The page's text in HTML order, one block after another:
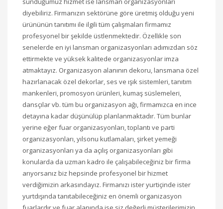
diyebiliriz. Firmanızın sektörüne göre üretmiş olduğu yeni
ürününün tanıtımı ile ilgili tüm çalışmaları firmamız
profesyonel bir şekilde üstlenmektedir. Özellikle son
senelerde en iyi lansman organizasyonları adımızdan söz
ettirmekte ve yüksek kalitede organizasyonlar imza
atmaktayız. Organizasyon alanının dekoru, lansmana özel
hazırlanacak özel dekorlar, ses ve ışık sistemleri, tanıtım
mankenleri, promosyon ürünleri, kumaş süslemeleri,
dansçılar vb. tüm bu organizasyon ağı, firmamızca en ince
detayına kadar düşünülüp planlanmaktadır. Tüm bunlar
yerine eğer fuar organizasyonları, toplantı ve parti
organizasyonları, yılsonu kutlamaları, şirket yemeği
organizasyonları ya da açılış organizasyonları gibi
konularda da uzman kadro ile çalışabileceğiniz bir firma
arıyorsanız biz hepsinde profesyonel bir hizmet
verdiğimizin arkasındayız. Firmanızı ister yurtiçinde ister
yurtdışında tanıtabileceğiniz en önemli organizasyon